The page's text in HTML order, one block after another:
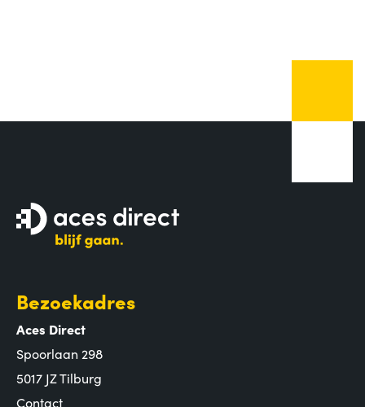
Bezoekadres
Aces Direct
Spoorlaan 298
5017 JZ Tilburg
Contact